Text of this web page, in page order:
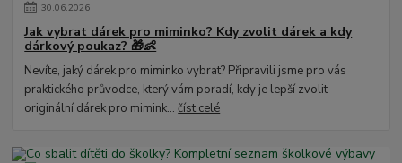
30.06.2026
Jak vybrat dárek pro miminko? Kdy zvolit dárek a kdy
dárkový poukaz? 🎁👶
Nevíte, jaký dárek pro miminko vybrat? Připravili jsme pro vás
praktického průvodce, který vám poradí, kdy je lepší zvolit
originální dárek pro mimink...číst celé